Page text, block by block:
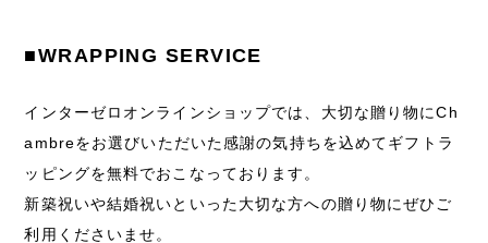
■WRAPPING SERVICE
インターゼロオンラインショップでは、大切な贈り物にCh
ambreをお選びいただいた感謝の気持ちを込めてギフトラ
ッピングを無料でおこなっております。
新築祝いや結婚祝いといった大切な方への贈り物にぜひご
利用くださいませ。